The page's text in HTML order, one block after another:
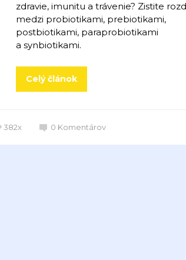
zdravie, imunitu a trávenie? Zistite
medzi probiotikami, prebiotikami,
postbiotikami, paraprobiotikami
a synbiotikami.
Celý článok
382x 0 Komentárov